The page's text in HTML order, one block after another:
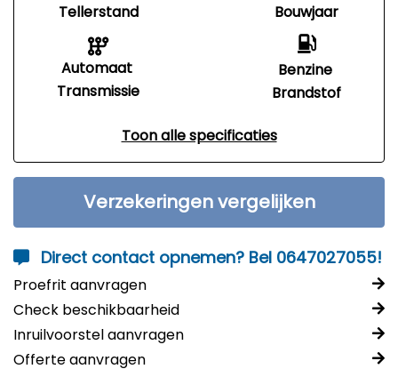
Tellerstand
Automaat
Transmissie
Bouwjaar
Benzine
Brandstof
Toon alle specificaties
Verzekeringen vergelijken
Direct contact opnemen? Bel 0647027055!
Proefrit aanvragen
Check beschikbaarheid
Inruilvoorstel aanvragen
Offerte aanvragen